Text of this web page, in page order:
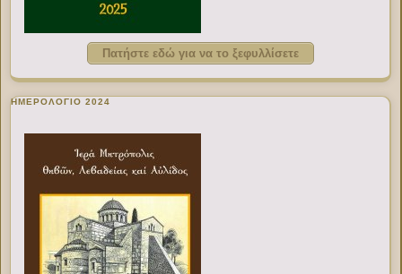
Πατήστε εδώ για να το ξεφυλλίσετε
ΗΜΕΡΟΛΟΓΙΟ 2024